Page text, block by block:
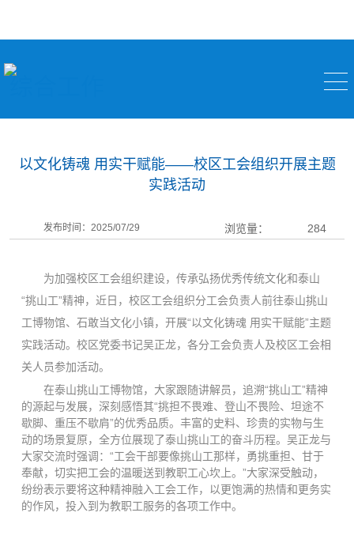
以文化铸魂 用实干赋能——校区工会组织开展主题
实践活动
发布时间：2025/07/29 浏览量： 284
为加强校区工会组织建设，传承弘扬优秀传统文化和泰山
“挑山工”精神，近日，校区工会组织分工会负责人前往泰山挑山
工博物馆、石敢当文化小镇，开展“以文化铸魂 用实干赋能”主题
实践活动。校区党委书记吴正龙，各分工会负责人及校区工会相
关人员参加活动。
在泰山挑山工博物馆，大家跟随讲解员，追溯“挑山工”精神
的源起与发展，深刻感悟其“挑担不畏难、登山不畏险、坦途不
歇脚、重压不歇肩”的优秀品质。丰富的史料、珍贵的实物与生
动的场景复原，全方位展现了泰山挑山工的奋斗历程。吴正龙与
大家交流时强调：“工会干部要像挑山工那样，勇挑重担、甘于
奉献，切实把工会的温暖送到教职工心坎上。”大家深受触动，
纷纷表示要将这种精神融入工会工作，以更饱满的热情和更务实
的作风，投入到为教职工服务的各项工作中。